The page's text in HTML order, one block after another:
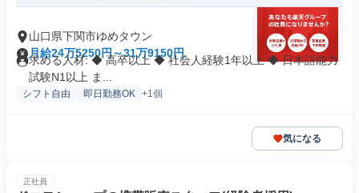
山口県下関市ゆめタウン
月給24万5250円～31万9150円
求める人材: ◆ 高卒以上 ◆ 社会人経験1年以上 ◆ 日本語能力
試験N1以上 ま...
シフト自由 即日勤務OK +1個
気になる
正社員